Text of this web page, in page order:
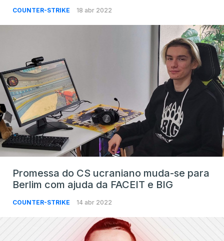
COUNTER-STRIKE 18 abr 2022
Promessa do CS ucraniano muda-se para
Berlim com ajuda da FACEIT e BIG
COUNTER-STRIKE 14 abr 2022